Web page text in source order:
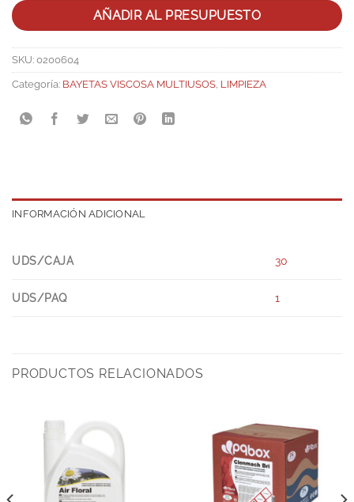
AÑADIR AL PRESUPUESTO
SKU: 0200604
Categoría: BAYETAS VISCOSA MULTIUSOS, LIMPIEZA
INFORMACIÓN ADICIONAL
UDS/CAJA 30
UDS/PAQ 1
PRODUCTOS RELACIONADOS